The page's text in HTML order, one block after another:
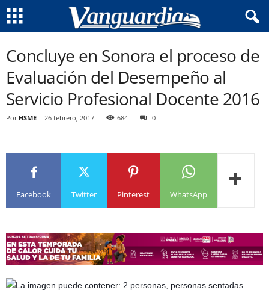
Concluye en Sonora el proceso de
Evaluación del Desempeño al
Servicio Profesional Docente 2016
Por HSME - 26 febrero, 2017 684 0
Facebook Twitter Pinterest WhatsApp